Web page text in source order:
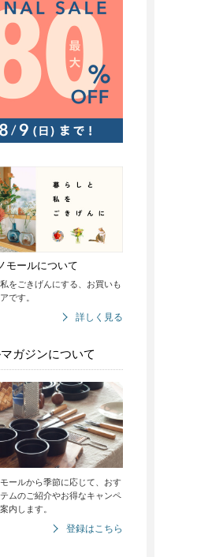
モールについて
をごきげんにする、お買いも
です。
詳しく見る
ガジンについて
ールから季節に応じて、おす
ムのご紹介やお得なキャンペ
内します。
登録はこちら